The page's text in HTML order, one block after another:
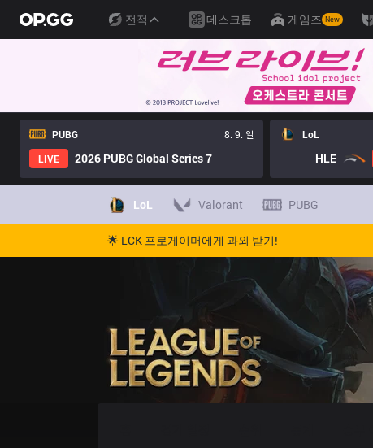
전적 데스크톱 게임즈 New
PUBG
8. 9. 일
LIVE
2026 PUBG Global Series 7
LoL
HLE
LoL Valorant PUBG
🌟 LCK 프로게이머에게 과외 받기!